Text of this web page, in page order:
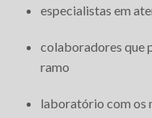
especialistas em
colaboradores que
ramo
laboratório com os